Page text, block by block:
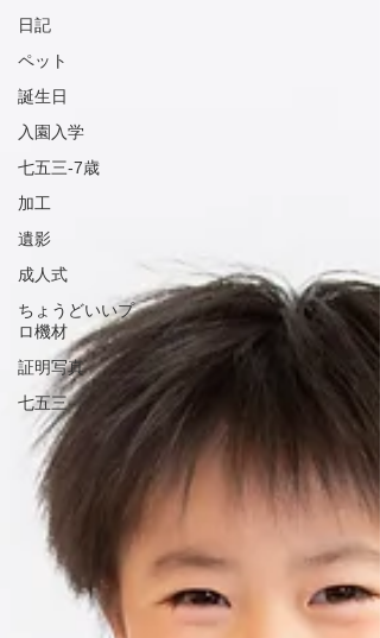
日記
ペット
誕生日
入園入学
七五三-7歳
加工
遺影
成人式
ちょうどいいプ
ロ機材
証明写真
七五三